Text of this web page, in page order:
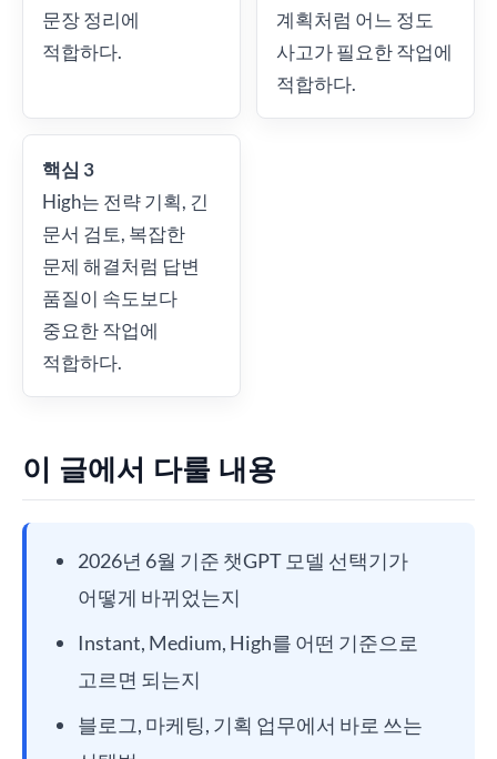
문장 정리에
적합하다.
계획처럼 어느 정도
사고가 필요한 작업에
적합하다.
핵심 3
High는 전략 기획, 긴
문서 검토, 복잡한
문제 해결처럼 답변
품질이 속도보다
중요한 작업에
적합하다.
이 글에서 다룰 내용
2026년 6월 기준 챗GPT 모델 선택기가
어떻게 바뀌었는지
Instant, Medium, High를 어떤 기준으로
고르면 되는지
블로그, 마케팅, 기획 업무에서 바로 쓰는